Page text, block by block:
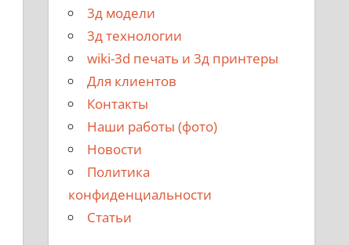
3д модели
3д технологии
wiki-3d печать и 3д принтеры
Для клиентов
Контакты
Наши работы (фото)
Новости
Политика
конфиденциальности
Статьи